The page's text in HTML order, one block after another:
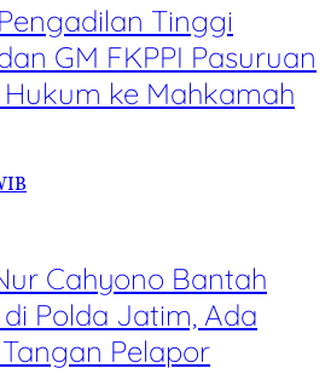
Tinggi
GM FKPPI Pasuruan
ke Mahkamah
Cahyono Bantah
Polda Jatim, Ada
Pelapor